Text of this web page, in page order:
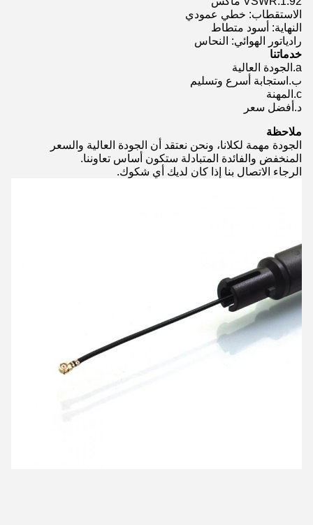
الاستقطاب: خطي عمودي
النهاية: أسود متطاط
رادياتور الهوائي: النحاس
خدماتنا
a.الجودة العالية
ب.استجابة أسرع وتسليم
c.المهنة
د.أفضل سعر
ملاحظة
الجودة مهمة لكلانا، ونحن نعتقد أن الجودة العالية والسعر
المنخفض والفائدة المتبادلة ستكون أساس تعاوننا.
الرجاء الاتصال بنا إذا كان لديك أي شكوك.